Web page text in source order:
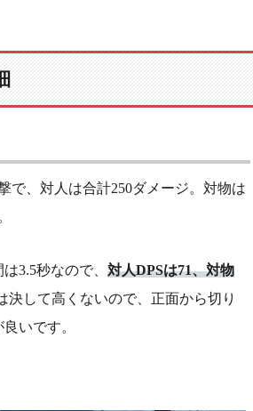
で、対人は合計250ダメージ。対物は
3.5秒なので、 対人DPSは71、対物
決して高くないので、正面から切り
いです。